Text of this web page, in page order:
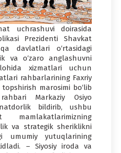
uchrashuvi doirasida
Prezidenti Shavkat
davlatlari o‘rtasidagi
va o‘zaro anglashuvni
xizmatlari uchun
rahbarlarining Faxriy
marosimi bo‘lib
Markaziy Osiyo
bildirib, ushbu
va strategik sheriklikni
umumiy yutuqlarining
– Siyosiy iroda va